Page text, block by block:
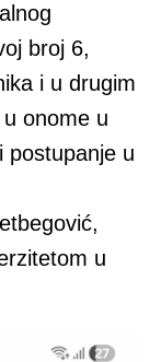
broj 6,
i u drugim
onome u
postupanje u
u